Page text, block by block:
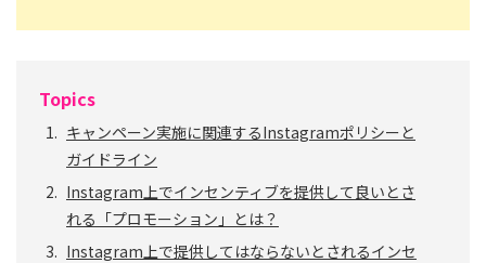
Topics
キャンペーン実施に関連するInstagramポリシーと
ガイドライン
Instagram上でインセンティブを提供して良いとさ
れる「プロモーション」とは？
Instagram上で提供してはならないとされるインセ